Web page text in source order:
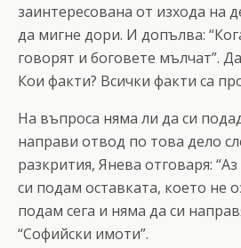
заинтересована от изхода на
да мигне дори. И допълва:
говорят и боговете мълчат”.
Кои факти? Всички факти са
На въпроса няма ли да си
направи отвод по това дело
разкрития, Янева отговаря:
си подам оставката, което не
подам сега и няма да си
“Софийски имоти”.